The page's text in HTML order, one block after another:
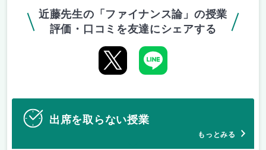
近藤先生の「ファイナンス論」の授業
評価・口コミを友達にシェアする
出席を取らない授業
もっとみる